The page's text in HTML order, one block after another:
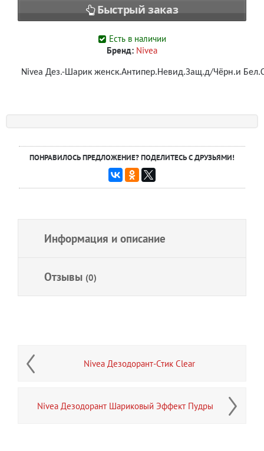
Быстрый заказ
Есть в наличии
Бренд: Nivea
Nivea Дез.-Шарик женск.Антипер.Невид.Защ.д/Чёрн.и
ПОНРАВИЛОСЬ ПРЕДЛОЖЕНИЕ? ПОДЕЛИТЕСЬ С ДРУЗЬЯМИ!
Информация и описание
Отзывы (0)
Nivea Дезодорант-Стик Clear
Nivea Дезодорант Шариковый Эффект Пудры